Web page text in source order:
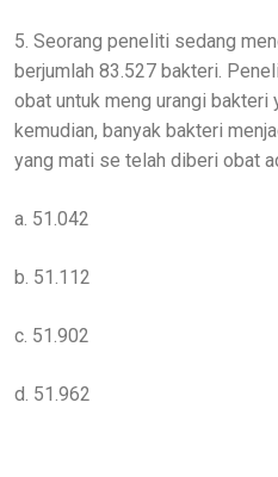
5. Seorang peneliti sedang
berjumlah 83.527 bakteri.
obat untuk meng urangi bakteri
kemudian, banyak bakteri
yang mati se telah diberi obat
a. 51.042
b. 51.112
c. 51.902
d. 51.962